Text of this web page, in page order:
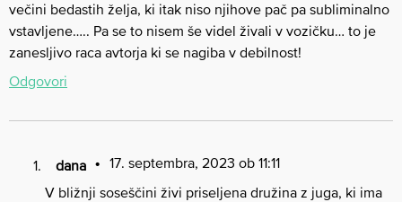
večini bedastih želja, ki itak niso njihove pač pa subliminalno
vstavljene….. Pa se to nisem še videl živali v vozičku… to je
zanesljivo raca avtorja ki se nagiba v debilnost!
Odgovori
dana
17. septembra, 2023 ob 11:11
V bližnji soseščini živi priseljena družina z juga, ki ima